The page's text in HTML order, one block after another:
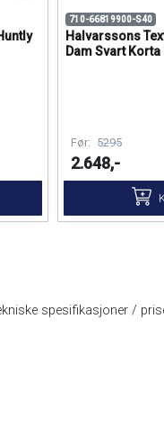
710-66819900-S40
Halvarssons
Dam Svart Korta
Før: 5295
2.648,-
spesifikasjoner /